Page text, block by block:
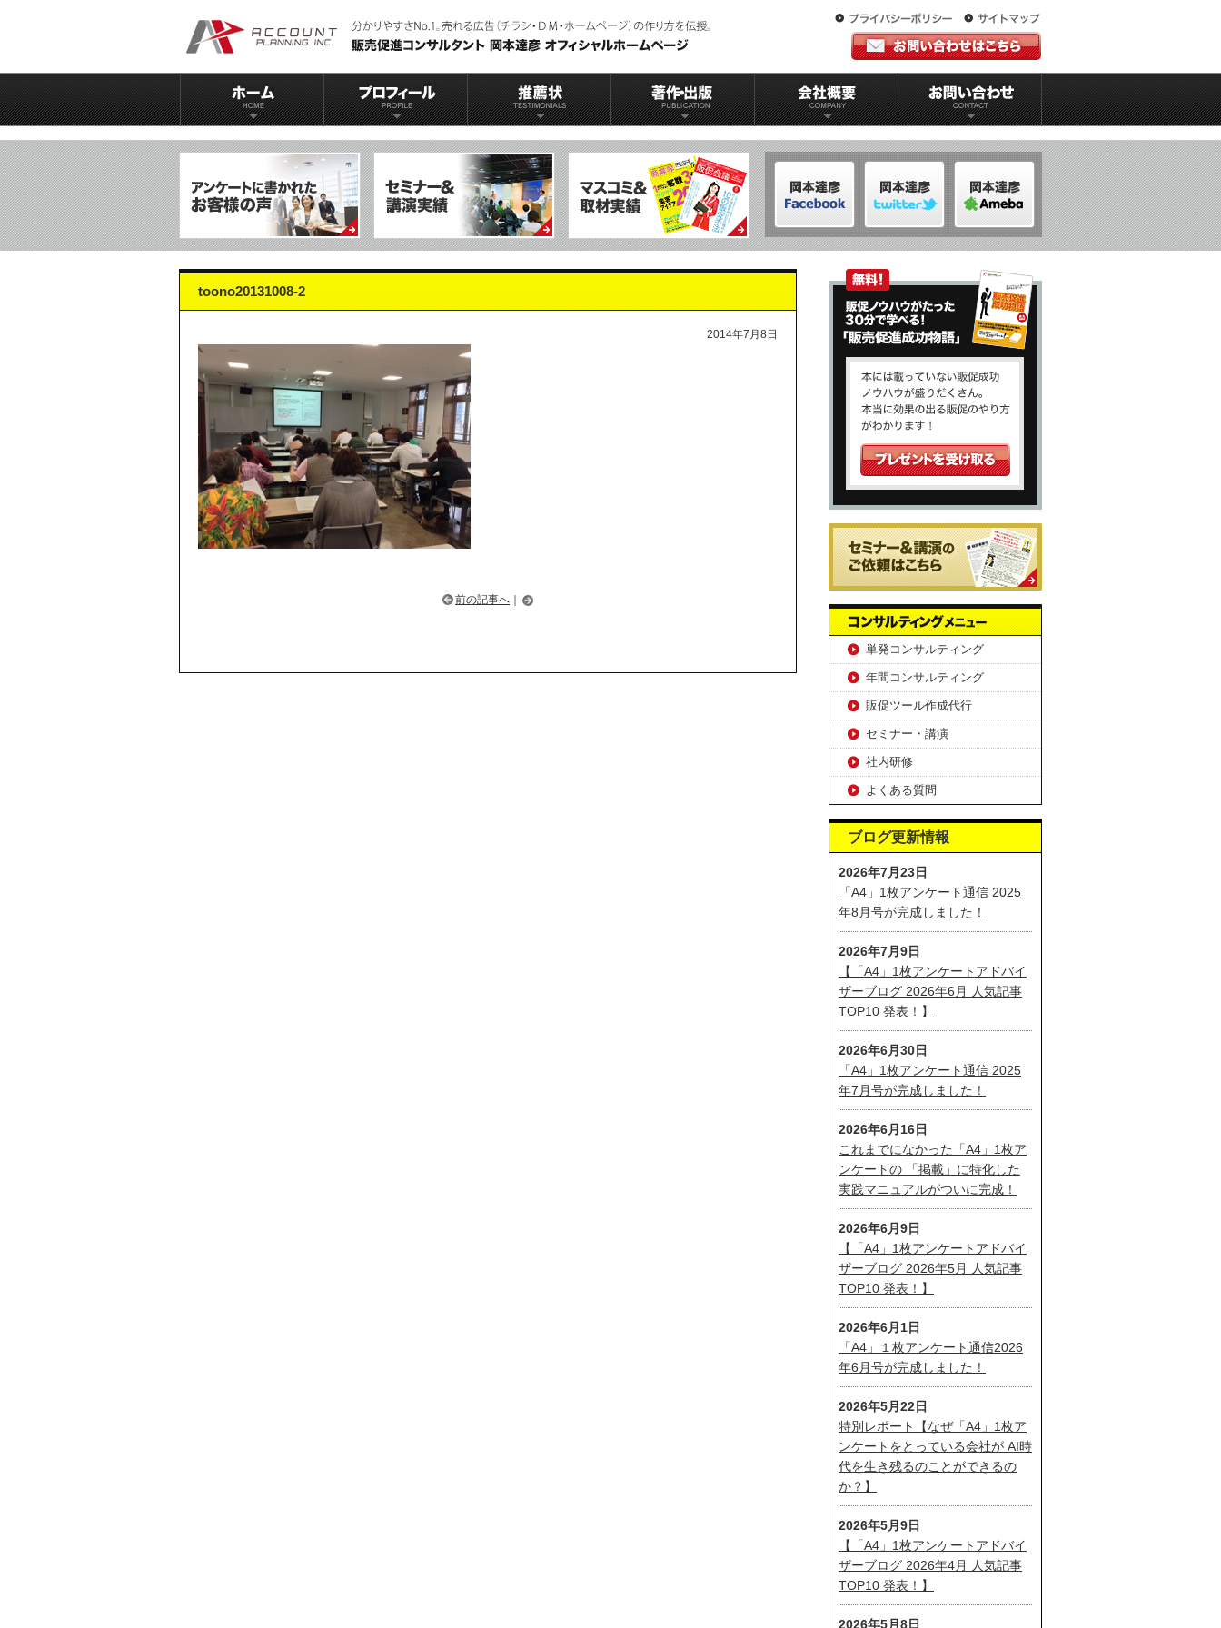
toono20131008-2
2014年7月8日
前の記事へ ｜
単発コンサルティング
年間コンサルティング
販促ツール作成代行
セミナー・講演
社内研修
よくある質問
ブログ更新情報
2026年7月23日
「A4」1枚アンケート通信 2025
年8月号が完成しました！
2026年7月9日
【「A4」1枚アンケートアドバイ
ザーブログ 2026年6月 人気記事
TOP10 発表！】
2026年6月30日
「A4」1枚アンケート通信 2025
年7月号が完成しました！
2026年6月16日
これまでになかった「A4」1枚ア
ンケートの 「掲載」に特化した
実践マニュアルがついに完成！
2026年6月9日
【「A4」1枚アンケートアドバイ
ザーブログ 2026年5月 人気記事
TOP10 発表！】
2026年6月1日
「A4」１枚アンケート通信2026
年6月号が完成しました！
2026年5月22日
特別レポート【なぜ「A4」1枚ア
ンケートをとっている会社が AI時
代を生き残るのことができるの
か？】
2026年5月9日
【「A4」1枚アンケートアドバイ
ザーブログ 2026年4月 人気記事
TOP10 発表！】
2026年5月8日